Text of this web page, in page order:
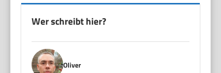
Wer schreibt hier?
Oliver